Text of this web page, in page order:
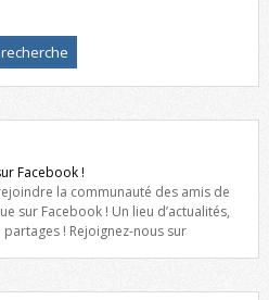
Facebook !
la communauté des amis de
sur Facebook ! Un lieu d’actualités,
partages ! Rejoignez-nous sur